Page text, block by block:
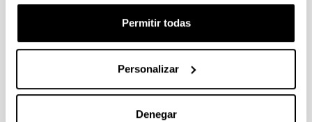
Permitir todas
Personalizar
Denegar
Web helbidea
Youtuben jarritako laguntza